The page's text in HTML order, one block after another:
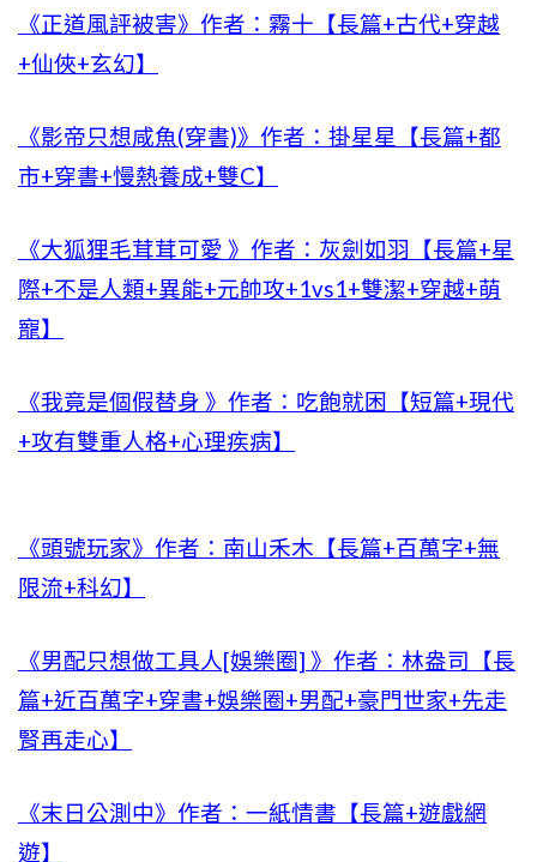
《正道風評被害》作者：霧十【長篇+古代+穿越
+仙俠+玄幻】
《影帝只想咸魚(穿書)》作者：掛星星【長篇+都
市+穿書+慢熱養成+雙C】
《大狐狸毛茸茸可愛 》作者：灰劍如羽【長篇+星
際+不是人類+異能+元帥攻+1vs1+雙潔+穿越+萌
寵】
《我竟是個假替身 》作者：吃飽就困【短篇+現代
+攻有雙重人格+心理疾病】
《頭號玩家》作者：南山禾木【長篇+百萬字+無
限流+科幻】
《男配只想做工具人[娛樂圈] 》作者：林盎司【長
篇+近百萬字+穿書+娛樂圈+男配+豪門世家+先走
腎再走心】
《末日公測中》作者：一紙情書【長篇+遊戲網
遊】